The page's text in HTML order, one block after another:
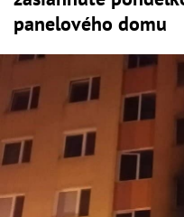
panelového domu